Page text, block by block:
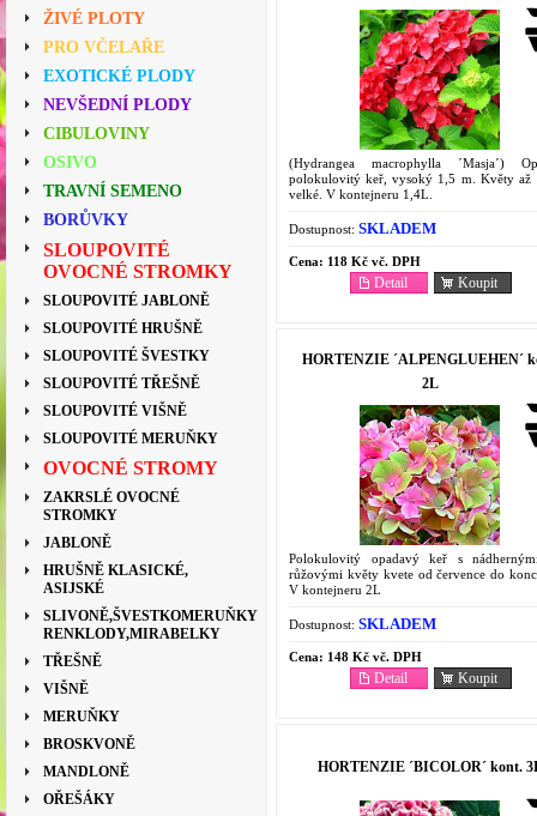
ŽIVÉ PLOTY
PRO VČELAŘE
EXOTICKÉ PLODY
NEVŠEDNÍ PLODY
CIBULOVINY
OSIVO
TRAVNÍ SEMENO
BORŮVKY
SLOUPOVITÉ
OVOCNÉ STROMKY
SLOUPOVITÉ JABLONĚ
SLOUPOVITÉ HRUŠNĚ
SLOUPOVITÉ ŠVESTKY
SLOUPOVITÉ TŘEŠNĚ
SLOUPOVITÉ VIŠNĚ
SLOUPOVITÉ MERUŇKY
OVOCNÉ STROMY
ZAKRSLÉ OVOCNÉ
STROMKY
JABLONĚ
HRUŠNĚ KLASICKÉ,
ASIJSKÉ
SLIVONĚ,ŠVESTKOMERUŇKY
RENKLODY,MIRABELKY
TŘEŠNĚ
VIŠNĚ
MERUŇKY
BROSKVONĚ
MANDLONĚ
OŘEŠÁKY
(Hydrangea macrophylla ´Masja´)
polokulovitý keř, vysoký 1,5 m. Květy až
velké. V kontejneru 1,4L.
Dostupnost: SKLADEM
Cena: 118 Kč vč. DPH
Koupit
Detail
HORTENZIE ´ALPENGLUEHEN´
2L
Polokulovitý opadavý keř s
růžovými květy kvete od července do
V kontejneru 2L
Dostupnost: SKLADEM
Cena: 148 Kč vč. DPH
Koupit
Detail
HORTENZIE ´BICOLOR´ kont.